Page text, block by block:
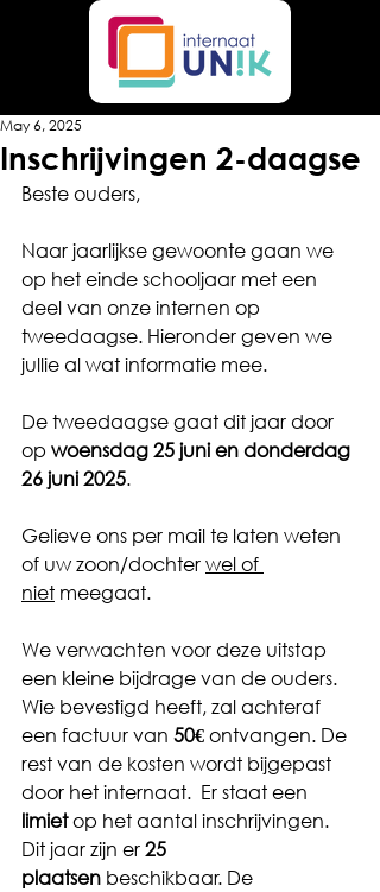
Inschrijvingen 2-daagse
May 6, 2025
Beste ouders,
Naar jaarlijkse gewoonte gaan we
op het einde schooljaar met een
deel van onze internen op
tweedaagse. Hieronder geven we
jullie al wat informatie mee.
De tweedaagse gaat dit jaar door
op woensdag 25 juni en donderdag
26 juni 2025.
Gelieve ons per mail te laten weten
of uw zoon/dochter wel of
niet meegaat.
We verwachten voor deze uitstap
een kleine bijdrage van de ouders.
Wie bevestigd heeft, zal achteraf
een factuur van 50€ ontvangen. De
rest van de kosten wordt bijgepast
door het internaat.  Er staat een
limiet op het aantal inschrijvingen.
Dit jaar zijn er 25
plaatsen beschikbaar. De